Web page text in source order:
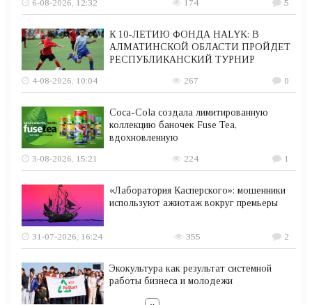
6-08-2026, 12:32 174 5
К 10-ЛЕТИЮ ФОНДА HALYK: В
АЛМАТИНСКОЙ ОБЛАСТИ ПРОЙДЕТ
РЕСПУБЛИКАНСКИЙ ТУРНИР
4-08-2026, 10:04
267 0
Coca-Cola создала лимитированную
коллекцию баночек Fuse Tea,
вдохновленную
3-08-2026, 15:21
224 1
«Лаборатория Касперского»: мошенники
используют ажиотаж вокруг премьеры
31-07-2026, 16:24 355 2
Экокультура как результат системной
работы бизнеса и молодежи